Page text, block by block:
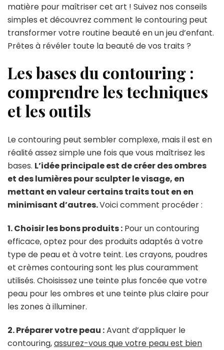
matière pour maîtriser cet art ! Suivez nos conseils
simples et découvrez comment le contouring peut
transformer votre routine beauté en un jeu d’enfant.
Prêtes à révéler toute la beauté de vos traits ?
Les bases du contouring :
comprendre les techniques
et les outils
Le contouring peut sembler complexe, mais il est en
réalité assez simple une fois que vous maîtrisez les
bases. L’idée principale est de créer des ombres
et des lumières pour sculpter le visage, en
mettant en valeur certains traits tout en en
minimisant d’autres.Voici comment procéder :
1. Choisir les bons produits : Pour un contouring
efficace, optez pour des produits adaptés à votre
type de peau et à votre teint. Les crayons, poudres
et crèmes contouring sont les plus couramment
utilisés. Choisissez une teinte plus foncée que votre
peau pour les ombres et une teinte plus claire pour
les zones à illuminer.
2. Préparer votre peau :Avant d’appliquer le
contouring,assurez-vous que votre peau est bien